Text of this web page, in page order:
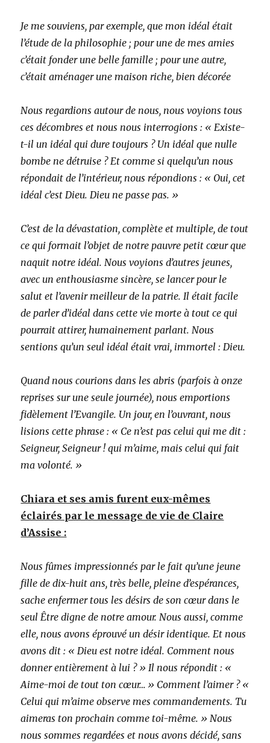
Je me souviens, par exemple, que mon idéal était
l’étude de la philosophie ; pour une de mes amies
c’était fonder une belle famille ; pour une autre,
c’était aménager une maison riche, bien décorée
Nous regardions autour de nous, nous voyions tous
ces décombres et nous nous interrogions : « Existe-
t-il un idéal qui dure toujours ? Un idéal que nulle
bombe ne détruise ? Et comme si quelqu’un nous
répondait de l’intérieur, nous répondions : « Oui, cet
idéal c’est Dieu. Dieu ne passe pas. »
C’est de la dévastation, complète et multiple, de tout
ce qui formait l’objet de notre pauvre petit cœur que
naquit notre idéal. Nous voyions d’autres jeunes,
avec un enthousiasme sincère, se lancer pour le
salut et l’avenir meilleur de la patrie. Il était facile
de parler d’idéal dans cette vie morte à tout ce qui
pourrait attirer, humainement parlant. Nous
sentions qu’un seul idéal était vrai, immortel : Dieu.
Quand nous courions dans les abris (parfois à onze
reprises sur une seule journée), nous emportions
fidèlement l’Evangile. Un jour, en l’ouvrant, nous
lisions cette phrase : « Ce n’est pas celui qui me dit :
Seigneur, Seigneur ! qui m’aime, mais celui qui fait
ma volonté. »
Chiara et ses amis furent eux-mêmes
éclairés par le message de vie de Claire
d’Assise :
Nous fûmes impressionnés par le fait qu’une jeune
fille de dix-huit ans, très belle, pleine d’espérances,
sache enfermer tous les désirs de son cœur dans le
seul Être digne de notre amour. Nous aussi, comme
elle, nous avons éprouvé un désir identique. Et nous
avons dit : « Dieu est notre idéal. Comment nous
donner entièrement à lui ? » Il nous répondit : «
Aime-moi de tout ton cœur… » Comment l’aimer ? «
Celui qui m’aime observe mes commandements. Tu
aimeras ton prochain comme toi-même. » Nous
nous sommes regardées et nous avons décidé, sans